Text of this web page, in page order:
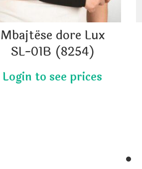
Mbajtëse dore Lux
SL-01B (8254)